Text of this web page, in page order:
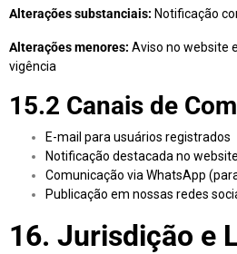
Alterações substanciais: Notificação
Alterações menores: Aviso no website
vigência
15.2 Canais de
E-mail para usuários registrados
Notificação destacada no website
Comunicação via WhatsApp
Publicação em nossas redes
16. Jurisdição e